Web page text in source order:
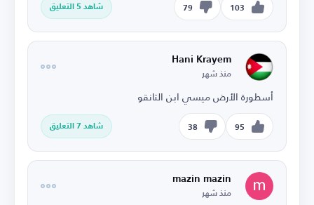
103
79 شاهد 5 التعليق
Hani Krayem
منذ شهر
أسطورة الأرض ميسي ابن التانقو
95
38 شاهد 7 التعليق
mazin mazin
منذ شهر